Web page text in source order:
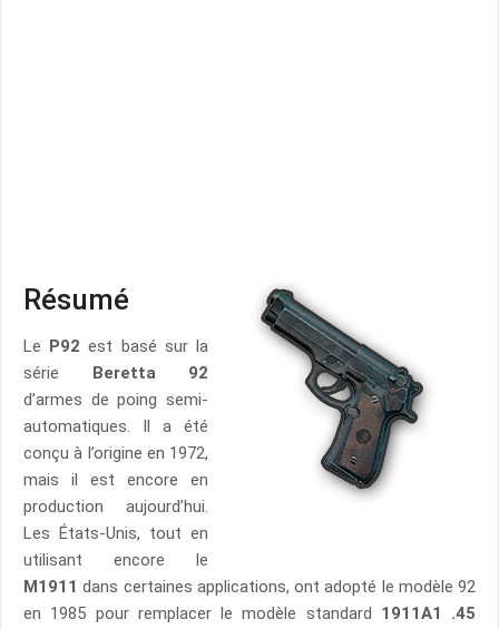
Résumé
Le P92 est basé sur la
série Beretta 92
d’armes de poing semi-
automatiques. Il a été
conçu à l’origine en 1972,
mais il est encore en
production aujourd’hui.
Les États-Unis, tout en
utilisant encore le
M1911 dans certaines applications, ont adopté le modèle 92
en 1985 pour remplacer le modèle standard 1911A1 .45